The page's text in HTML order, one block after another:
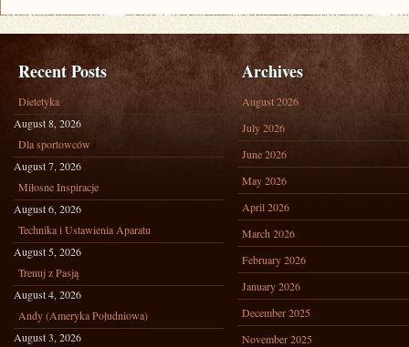
Recent Posts
Dietetyka
August 8, 2026
Dla sportowców
August 7, 2026
Miłosne Inspiracje
August 6, 2026
Technika i Ustawienia Aparatu
August 5, 2026
Trenuj z Pasją
August 4, 2026
Andy (Ameryka Południowa)
August 3, 2026
Archives
August 2026
July 2026
June 2026
May 2026
April 2026
March 2026
February 2026
January 2026
December 2025
November 2025